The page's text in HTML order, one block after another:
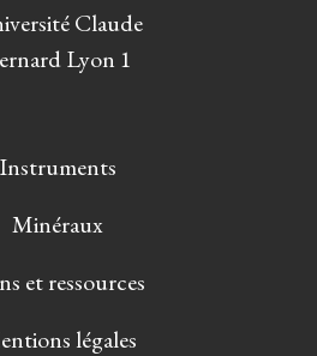
Claude
Lyon 1
Instruments
Minéraux
et ressources
légales